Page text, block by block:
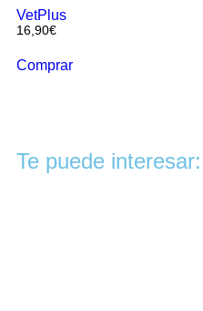
VetPlus
16,90€
Comprar
Te puede interesar: